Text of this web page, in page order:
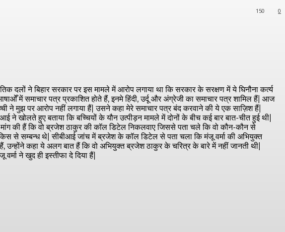
0
150
दलों ने बिहार सरकार पर इस मामले में आरोप लगाया था कि सरकार के सरक्षण में ये घिनौना कर्त्य
में समाचार पत्र प्रकाशित होते हैं, इनमे हिंदी, उर्दू और अंग्रेजी का समाचार पत्र शामिल हैं| आज
ने मुझ पर आरोप नहीं लगाया हैं| उसने कहा मेरे समाचार पत्र बंद करवाने की ये एक साज़िश हैं|
खोलते हुए बताया कि बच्चियों के यौन उत्पीड़न मामले में दोनों के बीच कई बार बात-चीत हुई थी|
की हैं कि वो ब्रजेश ठाकुर की कॉल डिटेल निकलवाए जिससे पता चले कि वो कौन-कौन से
से सम्बन्ध थे| सीबीआई जांच में ब्रजेश के कॉल डिटेल से पता चला कि मंजू वर्मा की अभियुक्त
उन्होंने कहा ये अलग बात हैं कि वो अभियुक्त ब्रजेश ठाकुर के चरित्र के बारे में नहीं जानती थी|
ने खुद ही इस्तीफा दे दिया हैं|